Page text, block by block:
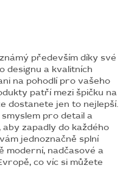
především díky své
designu a kvalitních
na pohodlí pro vašeho
patří mezi špičku na
dostanete jen to nejlepší.
pro detail a
zapadly do každého
jednoznačně splní
moderní, nadčasové a
co víc si můžete